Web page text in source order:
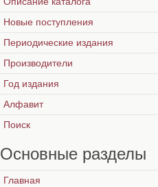
Новые поступления
Периодические издания
Производители
Год издания
Алфавит
Поиск
Основные разделы
Главная